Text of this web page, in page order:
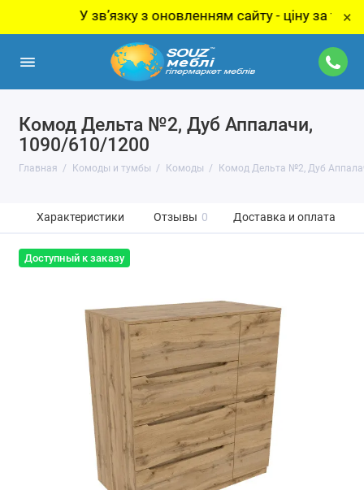
У звʼязку з оновленням сайту - ціну за товар ×
Комод Дельта №2, Дуб Аппалачи,
1090/610/1200
Главная Комоды и тумбы Комоды Комод Дельта №2, Дуб
Характеристики Отзывы 0 Доставка и оплата
Доступный к заказу